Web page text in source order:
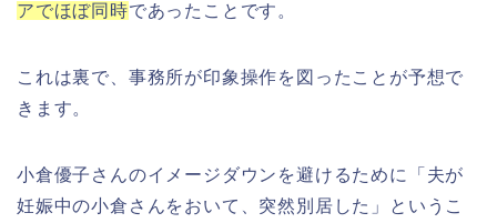
アでほぼ同時であったことです。
これは裏で、事務所が印象操作を図ったことが予想で
きます。
小倉優子さんのイメージダウンを避けるために「夫が
妊娠中の小倉さんをおいて、突然別居した」というこ